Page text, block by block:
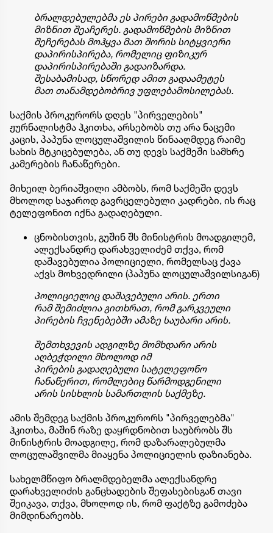
ბრალდებულებმა ეს პირები გადამოწმების
მიზნით შეაჩერეს. გადამოწმების მიზნით
შეჩერებას მოჰყვა მათ შორის სიტყვიერი
დაპირისპირება, რომელიც ფიზიკურ
დაპირისპირებაში გადაიზარდა.
შესაბამისად, სწორედ ამით გადაამეტეს
მათ თანამდებობრივ უფლებამოსილებას.
საქმის პროკურორს დღეს "პირველების"
ჟურნალისტმა ჰკითხა, არსებობს თუ არა ნაცემი
კაცის, პაპუნა ლოცულაშვილის წინააღმდეგ რაიმე
სახის მტკიცებულება, ან თუ დევს საქმეში სამხრე
კამერების ჩანაწერები.
მიხეილ ბერიაშვილი ამბობს, რომ საქმეში დევს
მხოლოდ საჯაროდ გავრცელებული კადრები, ის რაც
ტელეფონით იქნა გადაღებული.
ცნობისთვის, გუშინ შს მინისტრის მოადგილემ,
ალექსანდრე დარახველიძემ თქვა, რომ
დაშავებულია პოლიციელი, რომელსაც ქავა
აქვს მოხვედრილი (პაპუნა ლოცულაშვილსიგან)
პოლიციელიც დაშავებული არის. ერთი
რამ შემიძლია გითხრათ, რომ გარკვეული
პირების ჩვენებებში ამაზე საუბარი არის.
შემთხვევის ადგილზე მომხდარი არის
აღბეჭდილი მხოლოდ იმ
პირების გადაღებული სატელეფონო
ჩანაწერით, რომლებიც წარმოდგენილი
არის სისხლის სამართლის საქმეზე.
ამის შემდეგ საქმის პროკურორს "პირველებმა"
ჰკითხა, მაშინ რაზე დაყრდნობით საუბრობს შს
მინისტრის მოადგილე, რომ დაზარალებულმა
ლოცულაშვილმა მიაყენა პოლიციელის დაზიანება.
სახელმწიფო ბრალმდებელმა ალექსანდრე
დარახველიძის განცხადების შეფასებისგან თავი
შეიკავა, თქვა, მხოლოდ ის, რომ ფაქტზე გამოძება
მიმდინარეობს.